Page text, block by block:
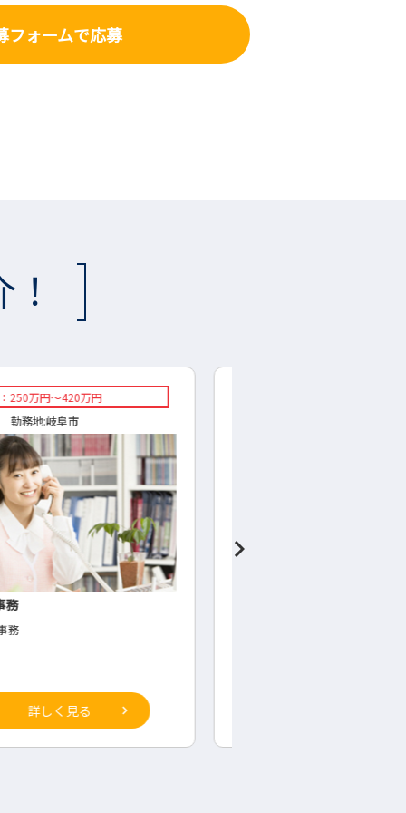
フォームで応募
1300円～
勤務地:山県市
市】水栓部品（シャワーヘット）
・検査
詳しく見る